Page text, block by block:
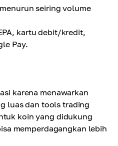
seiring volume
kartu debit/kredit,
Pay.
karena menawarkan
luas dan tools trading
koin yang didukung
memperdagangkan lebih